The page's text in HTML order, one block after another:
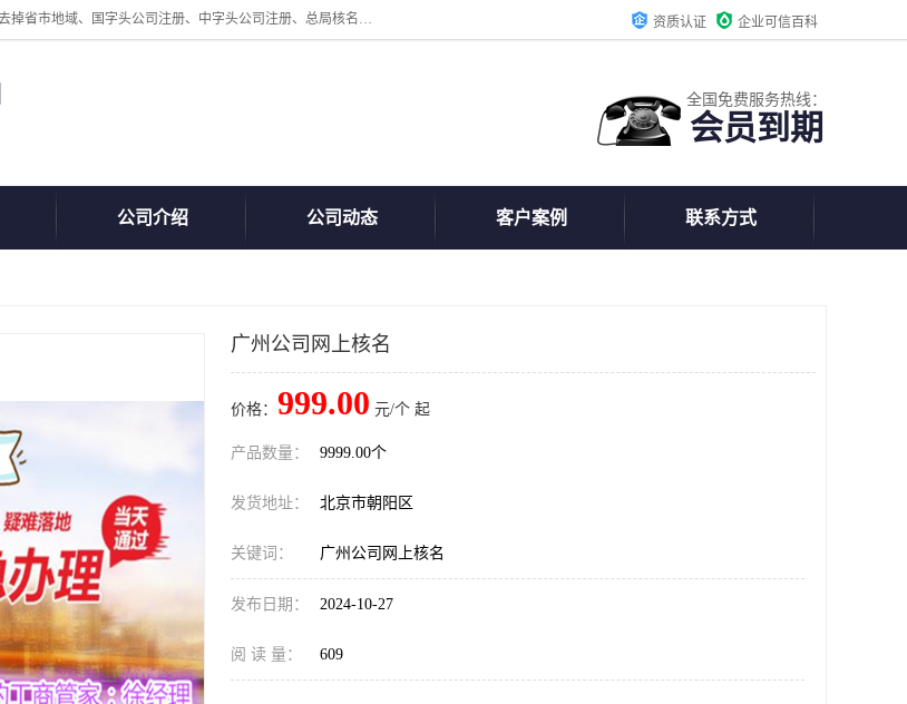
北京鲸叹号企业管理发展有限公司主营：北京公司名称注册、公司名称变更、公司名称去掉省市地域、国字头公司注册、中字头公司注册、总局核名注册等业务，全国统一热线电话：*。北京鲸叹号企业管理发展有限公司在职员工51人，我们有zui好的产品和技术团队，我们为客户提供较好的产品，良好的技术支持，健全的售后服务。 资质认证 企业可信百科
全国免费服务热线：
会员到期
公司介绍 公司动态 客户案例 联系方式
广州公司网上核名
价格： 999.00 元/个 起
产品数量： 9999.00个
发货地址： 北京市朝阳区
关键词： 广州公司网上核名
发布日期： 2024-10-27
阅 读 量： 609